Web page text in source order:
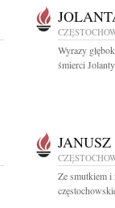
Wyrazy
śmierci
Ze smutkiem i